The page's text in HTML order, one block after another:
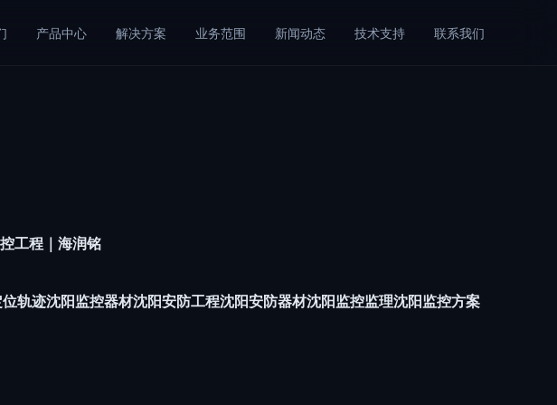
产品中心 解决方案 业务范围 新闻动态 技术支持 联系我们
工程｜海润铭
轨迹沈阳监控器材沈阳安防工程沈阳安防器材沈阳监控监理沈阳监控方案